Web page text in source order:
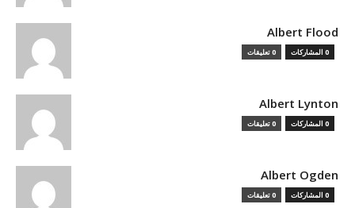
Albert Flood
0 المشاركات 0 تعليقات
Albert Lynton
0 المشاركات 0 تعليقات
Albert Ogden
0 المشاركات 0 تعليقات